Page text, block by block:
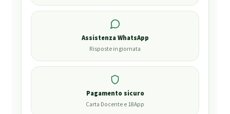
Assistenza WhatsApp
Risposte in giornata
Pagamento sicuro
Carta Docente e 18App